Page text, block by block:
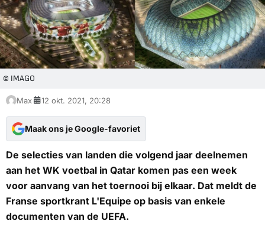
© IMAGO
Max 12 okt. 2021, 20:28
Maak ons je Google-favoriet
De selecties van landen die volgend jaar deelnemen
aan het WK voetbal in Qatar komen pas een week
voor aanvang van het toernooi bij elkaar. Dat meldt de
Franse sportkrant L'Equipe op basis van enkele
documenten van de UEFA.